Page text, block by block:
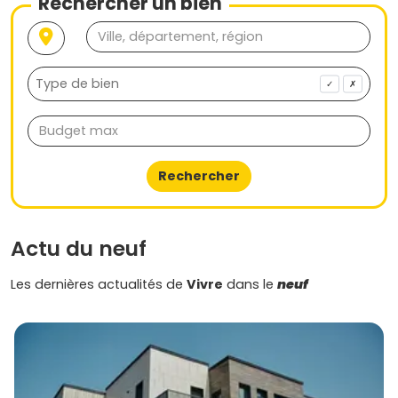
✓ ✗
Rechercher
Actu du neuf
Les dernières actualités de Vivre dans le neuf